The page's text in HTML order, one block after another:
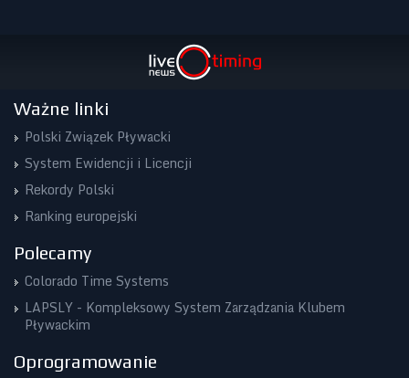
Ważne linki
Polski Związek Pływacki
System Ewidencji i Licencji
Rekordy Polski
Ranking europejski
Polecamy
Colorado Time Systems
LAPSLY - Kompleksowy System Zarządzania Klubem
Pływackim
Oprogramowanie